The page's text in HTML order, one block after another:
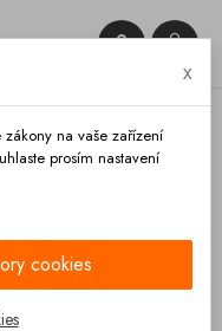


x
na vaše zařízení
prosím nastavení
cookies